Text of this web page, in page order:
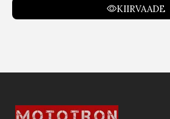
KIIRVAADE